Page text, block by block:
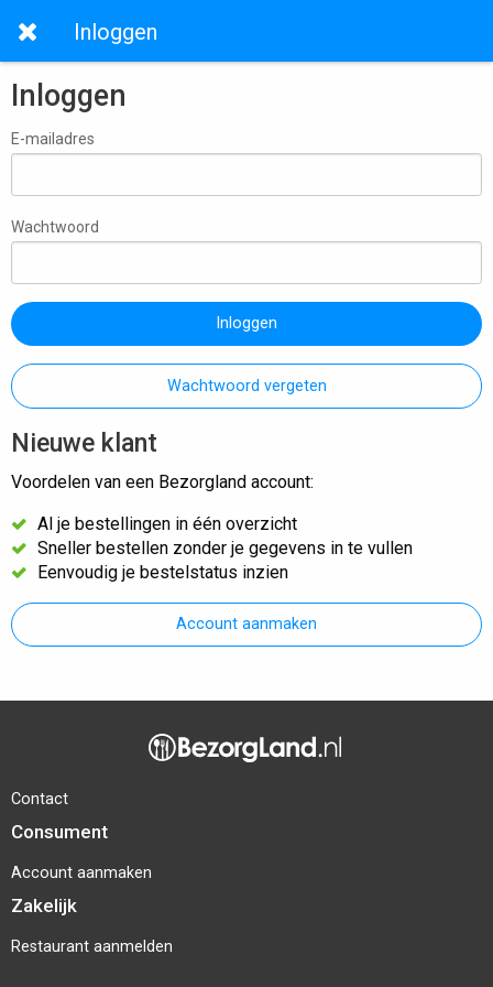
Inloggen
Inloggen
E-mailadres
Wachtwoord
Inloggen
Wachtwoord vergeten
Nieuwe klant
Voordelen van een Bezorgland account:
Al je bestellingen in één overzicht
Sneller bestellen zonder je gegevens in te vullen
Eenvoudig je bestelstatus inzien
Account aanmaken
Contact
Consument
Account aanmaken
Zakelijk
Restaurant aanmelden